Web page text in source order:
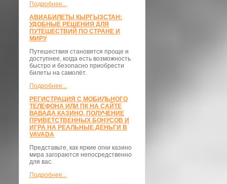
Подробнее...
АВИАБИЛЕТЫ КЫРГЫЗСТАН:
УДОБНЫЕ РЕШЕНИЯ ДЛЯ
ПУТЕШЕСТВИЙ ПО СТРАНЕ И
МИРУ
Путешествия становятся проще и
доступнее, когда есть возможность
быстро и безопасно приобрести
билеты на самолёт.
Подробнее...
РЕГИСТРАЦИЯ С МОБИЛЬНОГО
ТЕЛЕФОНА ИЛИ ПК НА САЙТЕ
ВАВАДА КАЗИНО, ПОЛУЧЕНИЕ
ПРИВЕТСТВЕННЫХ БОНУСОВ И
ИГРА НА РЕАЛЬНЫЕ ДЕНЬГИ В
VAVADA
Представьте, как яркие огни казино
мира загораются непосредственно
для вас.
Подробнее...